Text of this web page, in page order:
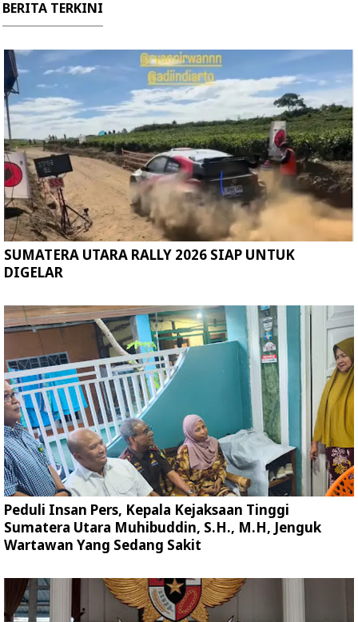
BERITA TERKINI
SUMATERA UTARA RALLY 2026 SIAP UNTUK
DIGELAR
Peduli Insan Pers, Kepala Kejaksaan Tinggi
Sumatera Utara Muhibuddin, S.H., M.H, Jenguk
Wartawan Yang Sedang Sakit